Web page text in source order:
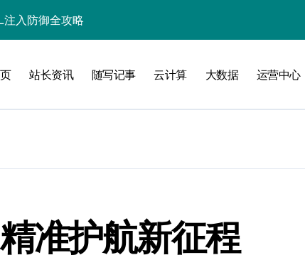
入核心策略
入实战秘籍
注入攻克后端性能瓶颈
站长资讯 随写记事 云计算 大数据 运营中心
准护航新征程